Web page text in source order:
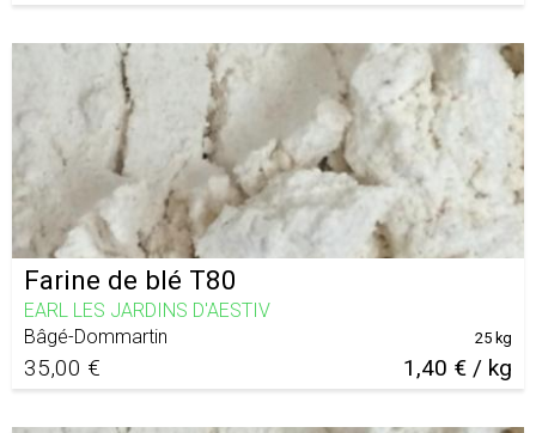
Farine de blé T80
EARL LES JARDINS D'AESTIV
Bâgé-Dommartin
35,00 € 1,40 € / kg
25 kg